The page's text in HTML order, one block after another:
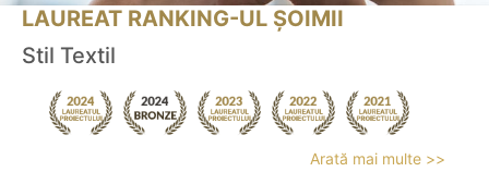
LAUREAT RANKING-UL ȘOIMII
Stil Textil
Arată mai multe >>